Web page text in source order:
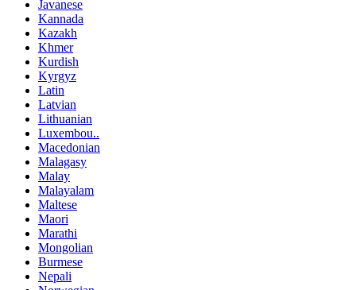
Javanese
Kannada
Kazakh
Khmer
Kurdish
Kyrgyz
Latin
Latvian
Lithuanian
Luxembou..
Macedonian
Malagasy
Malay
Malayalam
Maltese
Maori
Marathi
Mongolian
Burmese
Nepali